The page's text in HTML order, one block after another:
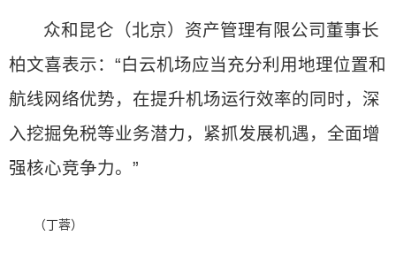
众和昆仑（北京）资产管理有限公司董事长
柏文喜表示：“白云机场应当充分利用地理位置和
航线网络优势，在提升机场运行效率的同时，深
入挖掘免税等业务潜力，紧抓发展机遇，全面增
强核心竞争力。”
（丁蓉）